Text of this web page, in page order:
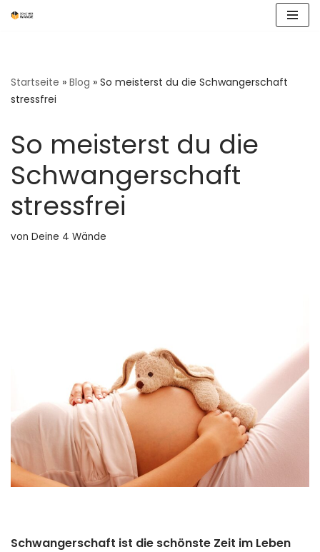
Startseite » Blog » So meisterst du die Schwangerschaft
stressfrei
So meisterst du die
Schwangerschaft
stressfrei
von Deine 4 Wände
Schwangerschaft ist die schönste Zeit im Leben